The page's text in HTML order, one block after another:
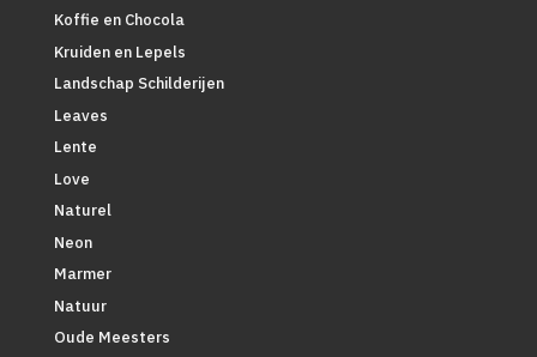
Koffie en Chocola
Kruiden en Lepels
Landschap Schilderijen
Leaves
Lente
Love
Naturel
Neon
Marmer
Natuur
Oude Meesters